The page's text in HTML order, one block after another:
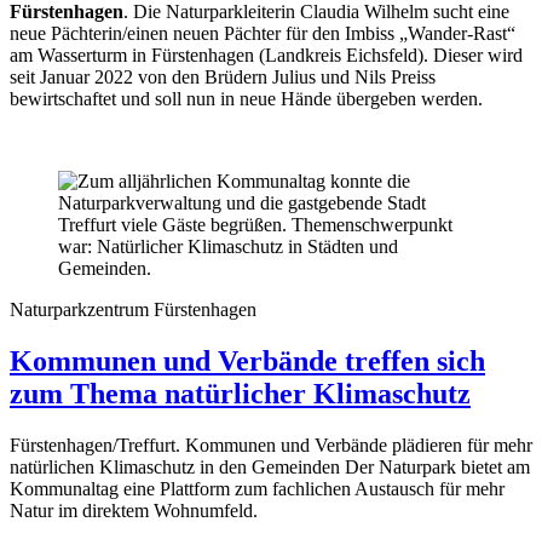
Fürstenhagen. Die Naturparkleiterin Claudia Wilhelm sucht eine
neue Pächterin/einen neuen Pächter für den Imbiss „Wander-Rast“
am Wasserturm in Fürstenhagen (Landkreis Eichsfeld). Dieser wird
seit Januar 2022 von den Brüdern Julius und Nils Preiss
bewirtschaftet und soll nun in neue Hände übergeben werden.
Naturparkzentrum Fürstenhagen
Kommunen und Verbände treffen sich
zum Thema natürlicher Klimaschutz
Fürstenhagen/Treffurt. Kommunen und Verbände plädieren für mehr
natürlichen Klimaschutz in den Gemeinden Der Naturpark bietet am
Kommunaltag eine Plattform zum fachlichen Austausch für mehr
Natur im direktem Wohnumfeld.